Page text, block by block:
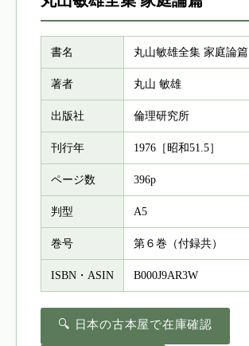
書名 丸山敏雄全集 家庭論篇
著者 丸山 敏雄
出版社 倫理研究所
刊行年 1976［昭和51.5］
ページ数 396p
判型 A5
巻号 第６巻（付録共）
ISBN・ASIN B000J9AR3W
🔍 日本の古本屋で在庫確認